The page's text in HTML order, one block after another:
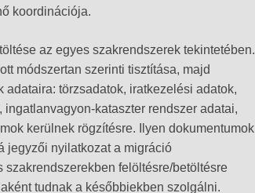
koordinációja.
az egyes szakrendszerek tekintetében.
módszertan szerinti tisztítása, majd
törzsadatok, iratkezelési adatok,
kataszter rendszer adatai,
kerülnek rögzítésre. Ilyen dokumentumok
jegyzői nyilatkozat a migráció
felöltésre/betöltésre
tudnak a későbbiekben szolgálni.